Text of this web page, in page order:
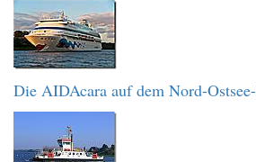
Die AIDAcara auf dem Nord-